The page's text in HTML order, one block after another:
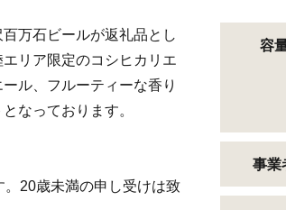
万石ビールが返礼品とし
リア限定のコシヒカリエ
ル、フルーティーな香り
なっております。
20歳未満の申し受けは致
容
事業